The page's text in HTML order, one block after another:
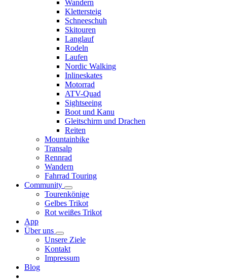
Wandern
Klettersteig
Schneeschuh
Skitouren
Langlauf
Rodeln
Laufen
Nordic Walking
Inlineskates
Motorrad
ATV-Quad
Sightseeing
Boot und Kanu
Gleitschirm und Drachen
Reiten
Mountainbike
Transalp
Rennrad
Wandern
Fahrrad Touring
Community
Tourenkönige
Gelbes Trikot
Rot weißes Trikot
App
Über uns
Unsere Ziele
Kontakt
Impressum
Blog